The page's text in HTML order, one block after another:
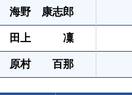
海野 康志郎
田上 凜
原村 百那